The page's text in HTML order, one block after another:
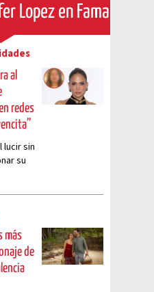
Lopez en Fama
al
redes
lucir sin
su
más
de